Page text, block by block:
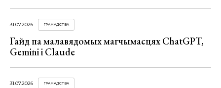
31.07.2026 ГРАМАДСТВА
Гайд па малавядомых магчымасцях ChatGPT,
Gemini і Claude
31.07.2026 ГРАМАДСТВА